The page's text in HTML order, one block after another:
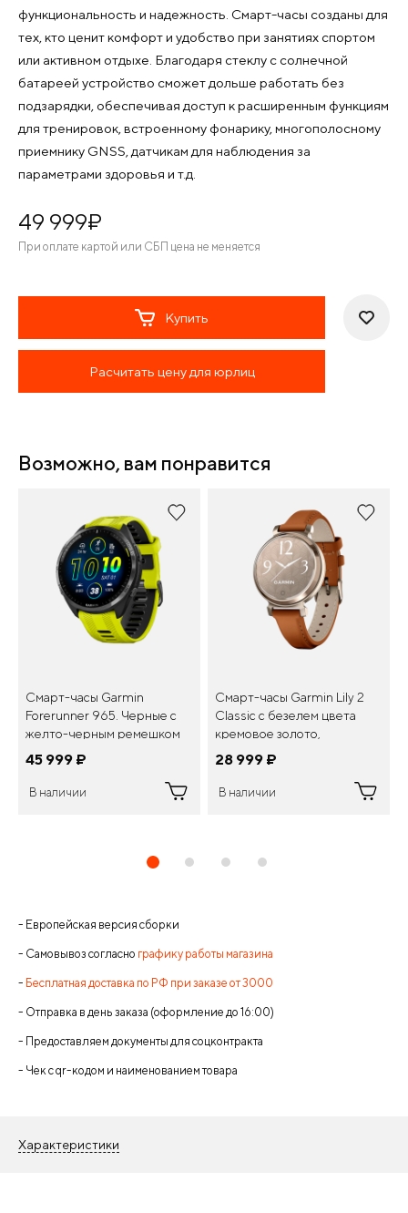
функциональность и надежность. Смарт-часы созданы для
тех, кто ценит комфорт и удобство при занятиях спортом
или активном отдыхе. Благодаря стеклу с солнечной
батареей устройство сможет дольше работать без
подзарядки, обеспечивая доступ к расширенным функциям
для тренировок, встроенному фонарику, многополосному
приемнику GNSS, датчикам для наблюдения за
параметрами здоровья и т.д.
49 999¤
При оплате картой или СБП цена не меняется
Купить
Расчитать цену для юрлиц
Возможно, вам понравится
Смарт-часы Garmin
Forerunner 965. Черные с
желто-черным ремешком
45 999 ¤
В наличии
Смарт-часы Garmin Lily 2
Classic с безелем цвета
кремовое золото,
коричневый кожаный
28 999 ¤
В наличии
- Европейская версия сборки
- Самовывоз согласно графику работы магазина
- Бесплатная доставка по РФ при заказе от 3000
- Отправка в день заказа (оформление до 16:00)
- Предоставляем документы для соцконтракта
- Чек с qr-кодом и наименованием товара
Характеристики